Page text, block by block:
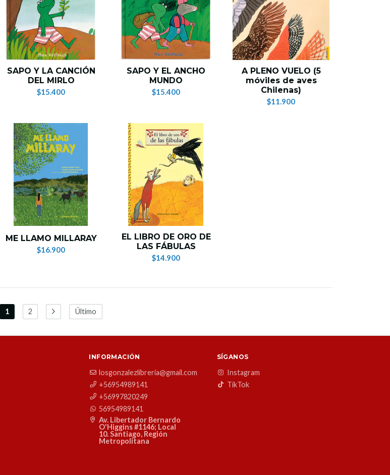
SAPO Y LA CANCIÓN
DEL MIRLO
$15.400
SAPO Y EL ANCHO
MUNDO
$15.400
A PLENO VUELO (5
móviles de aves
Chilenas)
$11.900
ME LLAMO MILLARAY
$16.900
EL LIBRO DE ORO DE
LAS FÁBULAS
$14.900
1 2 Último
INFORMACIÓN
losgonzalezlibreria@gmail.com
+56954989141
+56997820249
56954989141
Av. Libertador Bernardo
O'Higgins #1146; Local
10. Santiago, Región
Metropolitana
SÍGANOS
Instagram
TikTok